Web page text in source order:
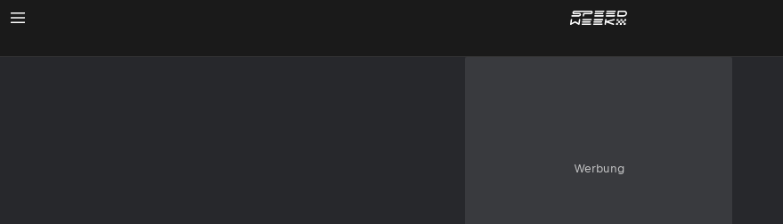
Werbung